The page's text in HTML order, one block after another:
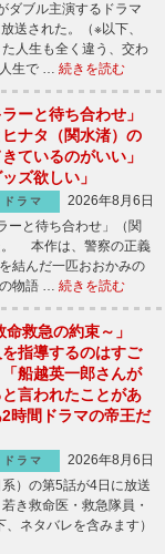
ダブル主演するドラマ
送された。（※以下、
人生も全く違う、交わ
生で … 続きを読む
ーと待ち合わせ」
ヒナタ（関水渚）の
ているのがいい」
ズ欲しい」
ドラマ
2026年8月6日
ーと待ち合わせ」（関
。 本作は、警察の正義
結んだ一匹おおかみの
物語 … 続きを読む
命救急の約束～」
を指導するのはすご
船越英一郎さんが
と言われたことがあ
時間ドラマの帝王だ
ドラマ
2026年8月6日
）の第5話が4日に放送
き救命医・救急隊員・
ネタバレを含みます）